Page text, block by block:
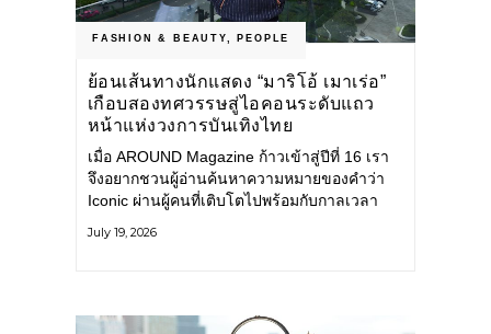
FASHION & BEAUTY, PEOPLE
ย้อนเส้นทางนักแสดง “มาริโอ้ เมาเร่อ”
เกือบสองทศวรรษสู่ไอคอนระดับแถว
หน้าแห่งวงการบันเทิงไทย
เมื่อ AROUND Magazine ก้าวเข้าสู่ปีที่ 16 เรา
จึงอยากชวนผู้อ่านค้นหาความหมายของคำว่า
Iconic ผ่านผู้คนที่เติบโตไปพร้อมกับกาลเวลา
คือ มาริโอ้ เมาเร่อ
July 19, 2026